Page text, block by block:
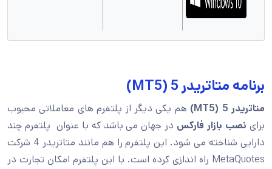
برنامه متاتریدر 5 (MT5)
متاتریدر 5 (MT5)
هم یکی دیگر از پلتفرم های معاملاتی محبوب
برای نصب بازار فارکس در جهان می باشد که با عنوان پلتفرم چند
دارایی شناخته می شود. این پلتفرم را هم مانند متاتریدر 4 شرکت
MetaQuotes راه اندازی کرده است. با این پلتفرم امکان تجارت در